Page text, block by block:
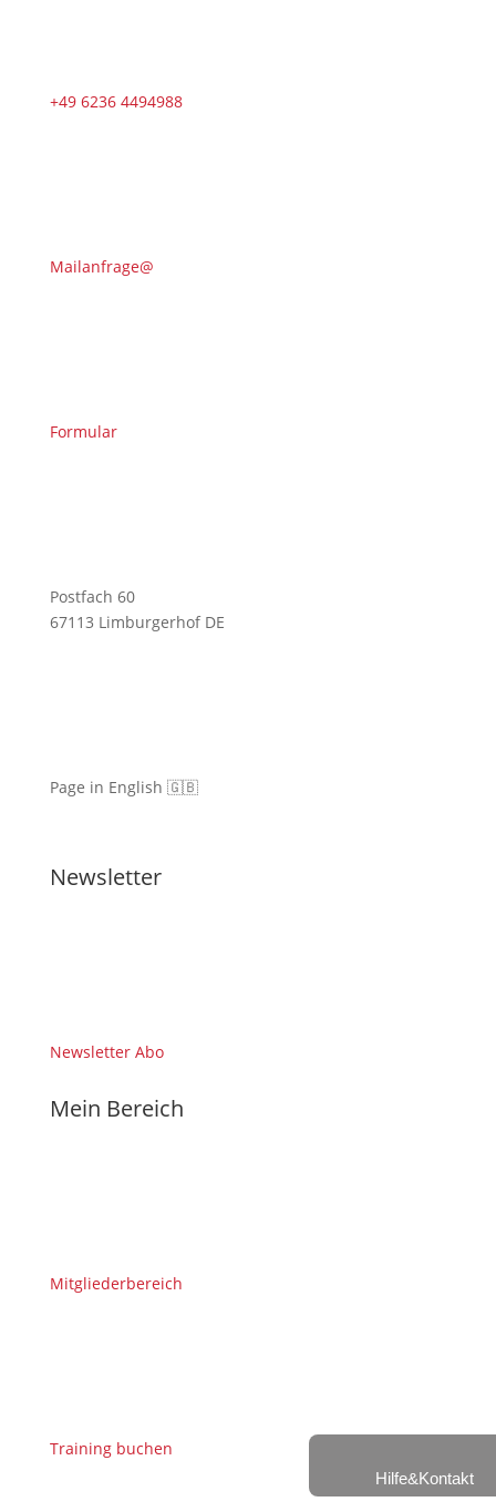
+49 6236 4494988
Mailanfrage@
Formular
Postfach 60
67113 Limburgerhof DE
Page in English 🇬🇧
Newsletter
Newsletter Abo
Mein Bereich
Mitgliederbereich
Training buchen
Hilfe&Kontakt